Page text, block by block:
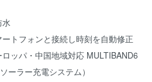
トフォンと接続し時刻を自動修正
ッパ・中国地域対応 MULTIBAND6
ーラー充電システム）